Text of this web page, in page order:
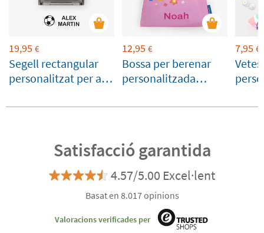
19,95 €
Segell rectangular
personalitzat per a
objectes
12,95 €
Bossa per berenar
personalitzada
7,95 €
Vetes
Satisfacció garantida
4.57/5.00 Excel·lent
Basat en 8.017 opinions
Valoracions verificades per